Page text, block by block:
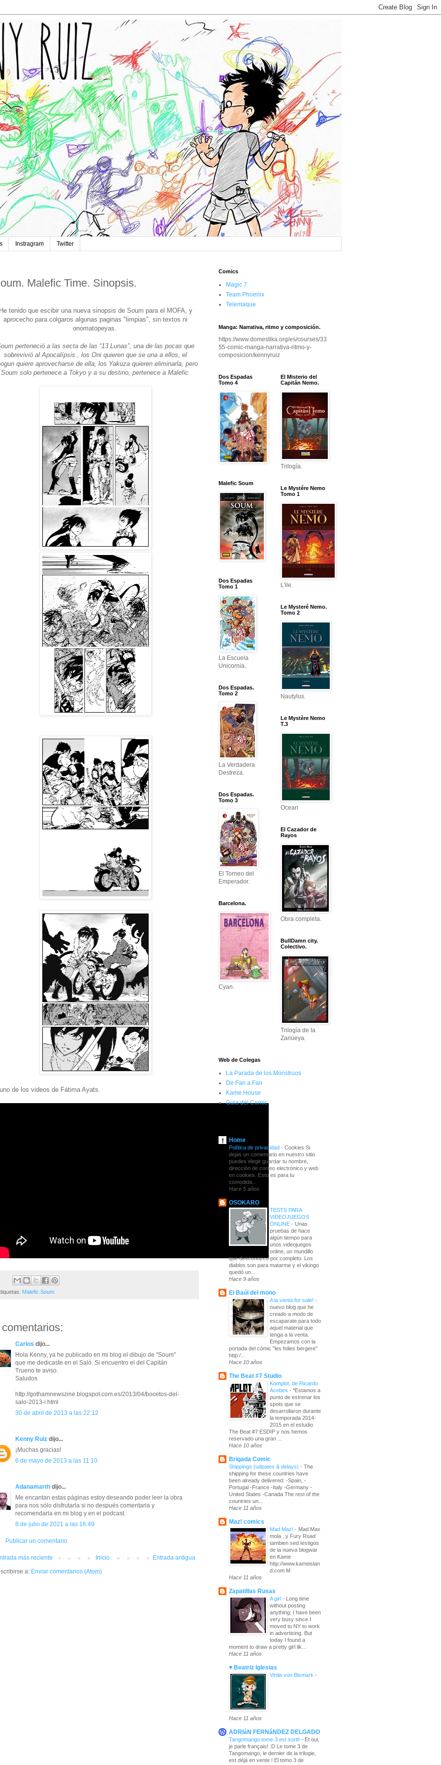
Instragram Twitter
Malefic Time. Sinopsis.
tenido que escibir una nueva sinopsis de Soum para el MOFA, y
aprocecho para colgaros algunas paginas "limpias", sin textos ni
onomatopeyas.
perteneció a las secta de las “13 Lunas”, una de las pocas que
sobrevivió al Apocalípsis , los Oni quieren que se una a ellos, el
quiere aprovecharse de ella, los Yakuza quieren eliminarla, pero
Soum solo pertenece a Tokyo y a su destino, pertenece a Malefic.
de los videos de Fátima Ayats.
Malefic.Soum
Carlos dijo...
Hola Kenny, ya he publicado en mi blog el dibujo de "Soum"
que me dedicaste en el Saló. Si encuentro el del Capitán
Trueno te aviso.
Saludos
http://gothamnewszine.blogspot.com.es/2013/04/bocetos-del-
salo-2013-i.html
30 de abril de 2013 a las 22:12
Kenny Ruiz dijo...
¡Muchas gracias!
6 de mayo de 2013 a las 11:10
Adanamarth dijo...
Me encantan estas páginas estoy deseando poder leer la obra
para nos sólo disfrutarla si no después comentarla y
recomendarla en mi blog y en el podcast.
8 de julio de 2021 a las 16:49
Publicar un comentario
más reciente Entrada antigua
Inicio
a: Enviar comentarios (Atom)
Comics
Magic 7
Team Phoenix
Telemaque
Manga: Narrativa, ritmo y composición.
https://www.domestika.org/es/courses/33
55-comic-manga-narrativa-ritmo-y-
composicion/kennyruiz
Dos Espadas
Tomo 4
Malefic Soum
Dos Espadas
Tomo 1
La Escuela
Unicornia.
Dos Espadas.
Tomo 2
La Verdadera
Destreza.
Dos Espadas.
Tomo 3
El Torneo del
Emperador.
Barcelona.
Cyan.
El Misterio del
Capitán Nemo.
Trilogía.
Le Mystére Nemo
Tomo 1
L'ile.
Le Mysteré Nemo.
Tomo 2
Nautylus.
Le Mystère Nemo
T.3
Ocean
El Cazador de
Rayos
Obra completa.
BullDamn city.
Colectivo.
Trilogía de la
Zariüeya.
Web de Colegas
La Parada de los Monstruos
De Fan a Fan
Kame House
Guia del Comic
Blogs de Compaes.
Home
Política de privacidad - Cookies Si
dejas un comentario en nuestro sitio
puedes elegir guardar tu nombre,
dirección de correo electrónico y web
en cookies. Esto es para tu
comodida...
Hace 5 años
OSOKARO
TESTS PARA
VIDEOJUEGOS
ONLINE - Unas
pruebas de hace
algún tiempo para
unos videojuegos
online, un mundillo
que desconozco por completo. Los
diablos son para matarme y el vikingo
quedó un...
Hace 9 años
El Baúl del mono
A la venta for sale! -
nuevo blog que he
creado a modo de
escaparate para todo
aquel material que
tenga a la venta.
Empezamos con la
portada del cómic "les folies bergere"
http:/...
Hace 10 años
The Beat #7 Studio
Komplot, de Ricardo
Acebes - *Estamos a
punto de estrenar los
spots que se
desarrollaron durante
la temporada 2014-
2015 en el estudio
The Beat #7 ESDIP y nos hemos
reservado una gran ...
Hace 10 años
Brigada Comic
Shippings (udpates & delays) - The
shipping for these countries have
been already delivered: -Spain, -
Portugal -France -Italy -Germany -
United States -Canada The rest of the
countries un...
Hace 11 años
Maz! comics
Mad Maz! - Mad Max
mola , y Fury Road
tambien sed testigos
de la nueva blogwar
en Kame
http://www.kameislan
d.com M
Hace 11 años
Zapatillas Rusas
A girl -
Long time
without posting
anything; I have been
very busy since I
moved to NY to work
in advertising. But
today I found a
moment to draw a pretty girl lik...
Hace 11 años
♥ Beatriz Iglesias
Vinila von Bismark -
Hace 11 años
ADRIáN FERNáNDEZ DELGADO
Tangomango tome 3 est sorti! - Et oui,
je parle français! :D Le tome 3 de
Tangomango, le dernier de la trilogie,
est déjà en vente ! El tomo 3 de